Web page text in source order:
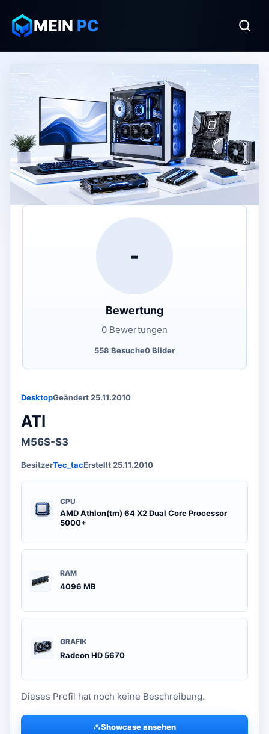
MEIN PC
DesktopGeändert 25.11.2010
ATI
M56S-S3
BesitzerTec_tacErstellt 25.11.2010
CPU
AMD Athlon(tm) 64 X2 Dual Core Processor
5000+
RAM
4096 MB
GRAFIK
Radeon HD 5670
Dieses Profil hat noch keine Beschreibung.
Showcase ansehen
-
Bewertung
0 Bewertungen
558 Besuche0 Bilder